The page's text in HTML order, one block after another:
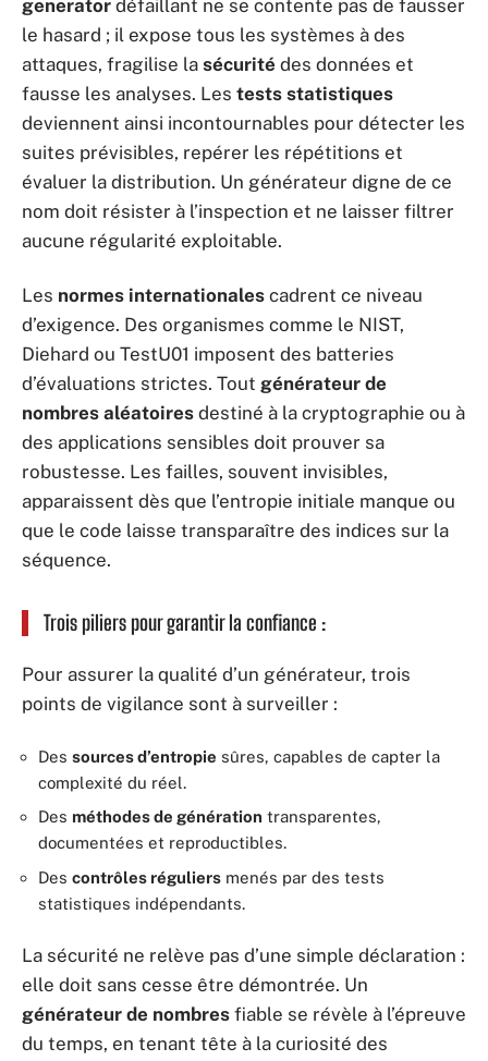
generator défaillant ne se contente pas de fausser
le hasard ; il expose tous les systèmes à des
attaques, fragilise la sécurité des données et
fausse les analyses. Les tests statistiques
deviennent ainsi incontournables pour détecter les
suites prévisibles, repérer les répétitions et
évaluer la distribution. Un générateur digne de ce
nom doit résister à l’inspection et ne laisser filtrer
aucune régularité exploitable.
Les normes internationales cadrent ce niveau
d’exigence. Des organismes comme le NIST,
Diehard ou TestU01 imposent des batteries
d’évaluations strictes. Tout générateur de
nombres aléatoires destiné à la cryptographie ou à
des applications sensibles doit prouver sa
robustesse. Les failles, souvent invisibles,
apparaissent dès que l’entropie initiale manque ou
que le code laisse transparaître des indices sur la
séquence.
Trois piliers pour garantir la confiance :
Pour assurer la qualité d’un générateur, trois
points de vigilance sont à surveiller :
Des sources d’entropie sûres, capables de capter la
complexité du réel.
Des méthodes de génération transparentes,
documentées et reproductibles.
Des contrôles réguliers menés par des tests
statistiques indépendants.
La sécurité ne relève pas d’une simple déclaration :
elle doit sans cesse être démontrée. Un
générateur de nombres fiable se révèle à l’épreuve
du temps, en tenant tête à la curiosité des